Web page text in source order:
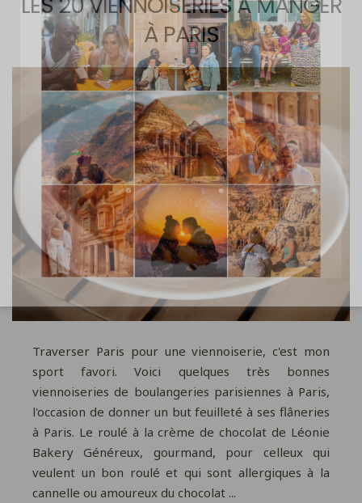
À PARIS
Traverser Paris pour une viennoiserie, c'est mon
sport favori. Voici quelques très bonnes
viennoiseries de boulangeries parisiennes à Paris,
l'occasion de donner un but feuilleté à ses flâneries
à Paris. Le roulé à la crème de chocolat de Léonie
Bakery Généreux, gourmand, pour celleux qui
veulent un bon roulé et qui sont allergiques à la
cannelle ou amoureux du chocolat ...